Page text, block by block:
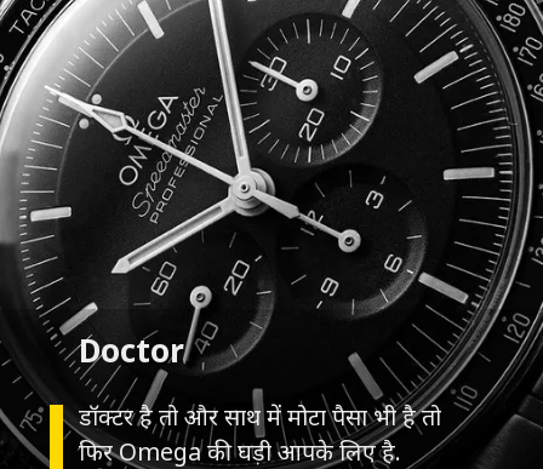
डॉक्टर है तो और साथ में मोटा पैसा भी है तो
फिर Omega की घड़ी आपके लिए है.
Doctor